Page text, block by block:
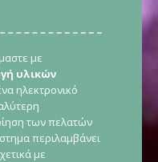
με
υλικών
ηλεκτρονικό
των πελατών
περιλαμβάνει
με